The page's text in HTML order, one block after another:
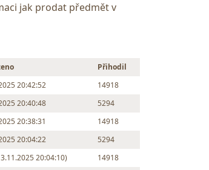
jak prodat předmět v
Přihodil
20:42:52
14918
20:40:48
5294
20:38:31
14918
20:04:22
5294
20:04:10)
14918